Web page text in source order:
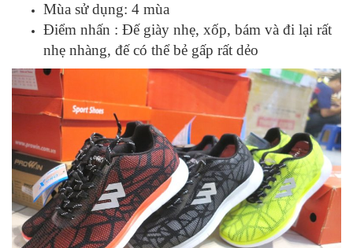
Mùa sử dụng: 4 mùa
Điểm nhấn : Đế giày nhẹ, xốp, bám và đi lại rất
nhẹ nhàng, đế có thể bẻ gấp rất dẻo